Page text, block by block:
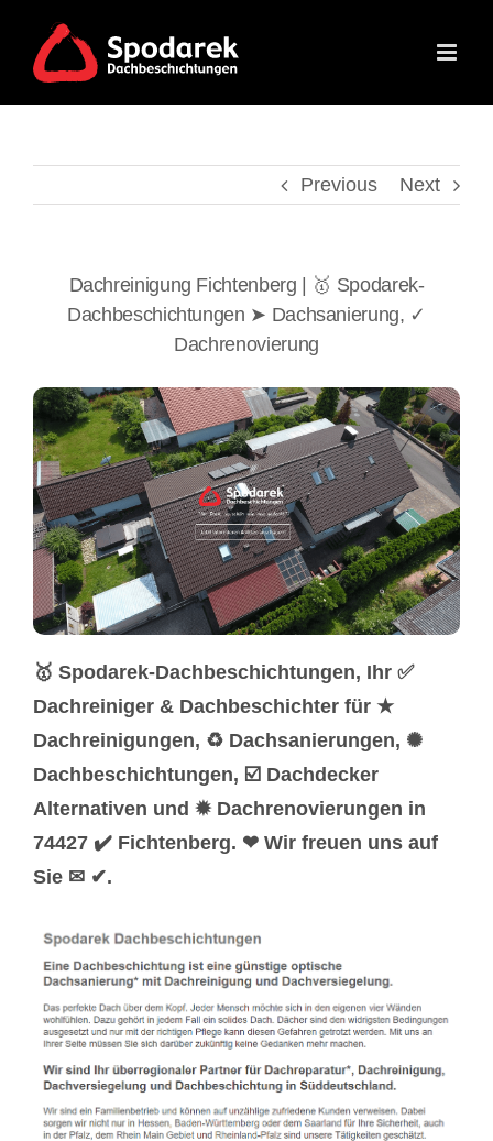
content
Previous Next
Dachreinigung Fichtenberg | 🥇 Spodarek-
Dachbeschichtungen ➤ Dachsanierung, ✓
Dachrenovierung
🥇 Spodarek-Dachbeschichtungen, Ihr ✅
Dachreiniger & Dachbeschichter für ★
Dachreinigungen, ♻ Dachsanierungen, ✺
Dachbeschichtungen, ☑️ Dachdecker
Alternativen und ✹ Dachrenovierungen in
74427 ✔️ Fichtenberg. ❤ Wir freuen uns auf
Sie ✉ ✔.